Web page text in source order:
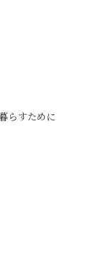
らすために